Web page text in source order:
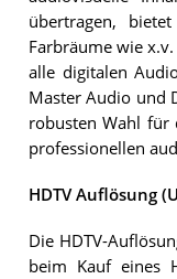
übertragen,
Farbräume wie
alle digitalen
Master Audio und
robusten Wahl für
professionellen
HDTV Auflösung
Die HDTV-
beim Kauf eines